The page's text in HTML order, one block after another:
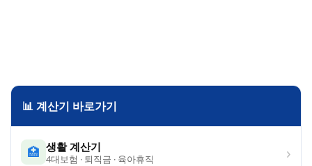
📊 계산기 바로가기
🏥 생활 계산기
4대보험 · 퇴직금 · 육아휴직 ›